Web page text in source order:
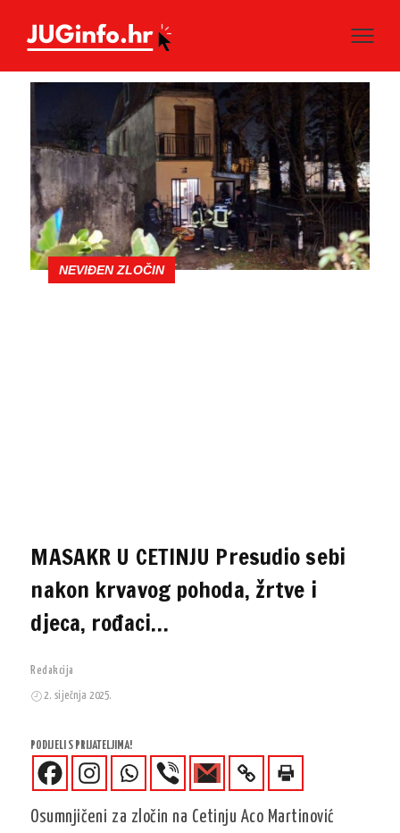
NEVIĐEN ZLOČIN
MASAKR U CETINJU Presudio sebi
nakon krvavog pohoda, žrtve i
djeca, rođaci…
Redakcija
2. siječnja 2025.
PODIJELI S PRIJATELJIMA!
Osumnjičeni za zločin na Cetinju Aco Martinović